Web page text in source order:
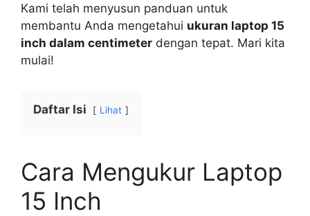
Kami telah menyusun panduan untuk
membantu Anda mengetahui ukuran laptop 15
inch dalam centimeter dengan tepat. Mari kita
mulai!
Daftar Isi Lihat
Cara Mengukur Laptop
15 Inch